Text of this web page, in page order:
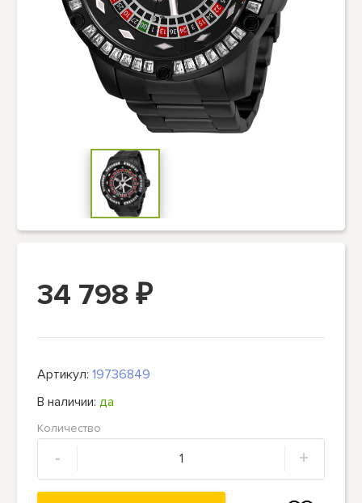
34 798₽
Артикул:19736849
В наличии:да
Количество
- +